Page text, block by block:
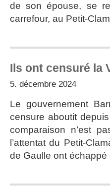
de son épouse, se
carrefour, au Petit-
Ils ont censuré la
5. décembre 2024
Le gouvernement
censure aboutit
comparaison n’est
l’attentat du Petit-
de Gaulle ont